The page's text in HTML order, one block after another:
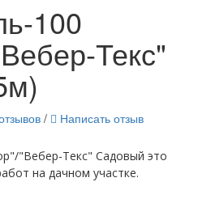
100
Текс"
/ Написать отзыв
"Вебер-Текс" Садовый это
на дачном участке.